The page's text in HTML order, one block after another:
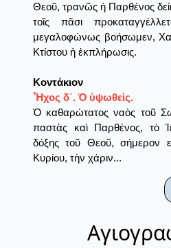
Θεοῦ, τρανῶς ἡ Παρθένος
τοῖς πᾶσι
μεγαλοφώνως βοήσωμεν,
Κτίστου ἡ ἐκπλήρωσις.
Κοντάκιον
Ἦχος δ´. Ὁ ὑψωθεὶς.
Ὁ καθαρώτατος ναὸς τοῦ
παστὰς καὶ Παρθένος, τὸ
δόξης τοῦ Θεοῦ, σήμερον
Κυρίου, τὴν χάριν...